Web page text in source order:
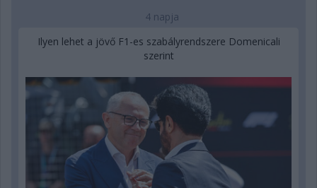
4 napja
Ilyen lehet a jövő F1-es szabályrendszere Domenicali
szerint